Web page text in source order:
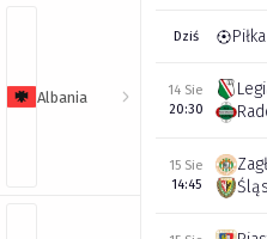
Albania
Dziś
14 Sie
20:30
15 Sie
14:45